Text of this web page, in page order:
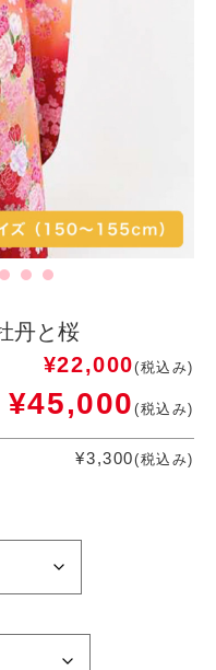
丹と桜
¥22,000(税込み)
¥45,000 (税込み)
¥3,300(税込み)